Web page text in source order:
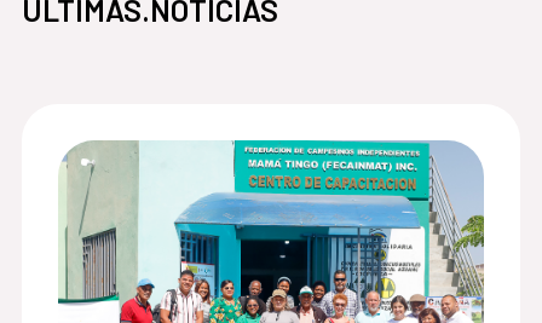
ULTIMAS.NOTICIAS